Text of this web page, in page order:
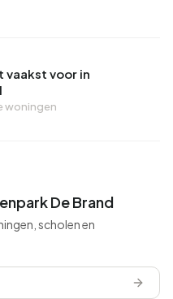
vaakst voor in
woningen
De Brand
scholen en